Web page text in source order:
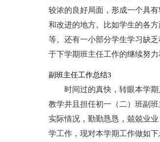
较浓的良好局面，形成一个具
和改进的地方。比如学生的各
等。还有一小部分学生学习缺
于下学期班主任工作的继续努力
副班主任工作总结3
时间过的真快，转眼本学
教学并且担任初一（二）班副
实际情况，勤勤恳恳，兢兢业
学工作，现对本学期工作做如下